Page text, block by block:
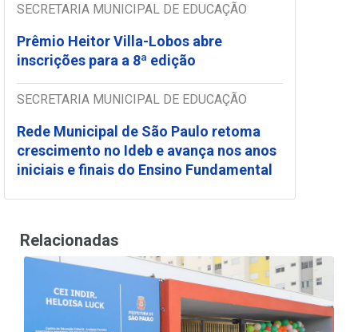
SECRETARIA MUNICIPAL DE EDUCAÇÃO
Prêmio Heitor Villa-Lobos abre
inscrições para a 8ª edição
SECRETARIA MUNICIPAL DE EDUCAÇÃO
Rede Municipal de São Paulo retoma
crescimento no Ideb e avança nos anos
iniciais e finais do Ensino Fundamental
Relacionadas